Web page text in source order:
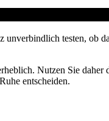
unverbindlich testen, ob
Nutzen Sie
entscheiden.